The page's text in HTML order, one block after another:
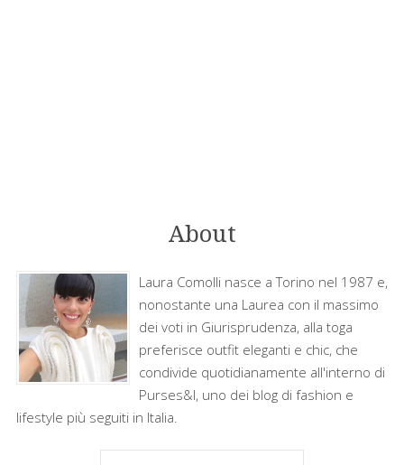
About
Laura Comolli nasce a Torino nel 1987 e,
nonostante una Laurea con il massimo
dei voti in Giurisprudenza, alla toga
preferisce outfit eleganti e chic, che
condivide quotidianamente all'interno di
Purses&I, uno dei blog di fashion e
lifestyle più seguiti in Italia.